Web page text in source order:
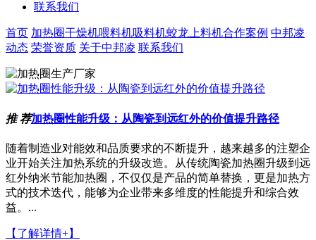
联系我们
首页 加热圈干燥机喂料机吸料机蛟龙上料机合作案例 中邦凌
动态 荣誉资质 关于中邦凌 联系我们
推 荐加热圈性能升级：从陶瓷到远红外的价值提升路径
随着制造业对能效和品质要求的不断提升，越来越多的注塑企
业开始关注加热系统的升级改造。从传统陶瓷加热圈升级到远
红外纳米节能加热圈，不仅仅是产品的简单替换，更是加热方
式的技术迭代，能够为企业带来多维度的性能提升和综合效
益。...
【了解详情+】